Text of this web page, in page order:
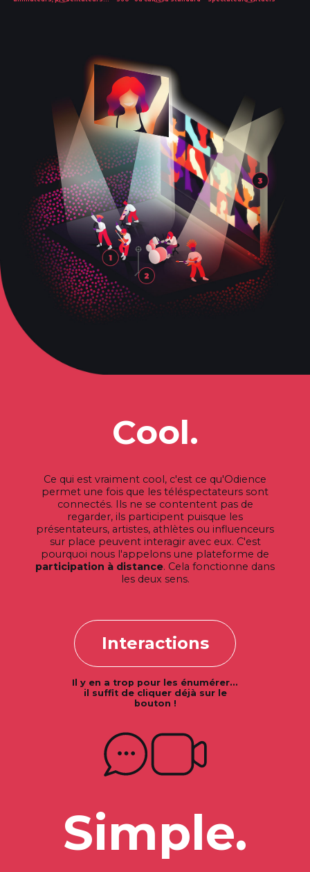
Cool.
Ce qui est vraiment cool, c'est ce qu'Odience
permet une fois que les téléspectateurs sont
connectés. Ils ne se contentent pas de
regarder, ils participent puisque les
présentateurs, artistes, athlètes ou influenceurs
sur place peuvent interagir avec eux. C'est
pourquoi nous l'appelons une plateforme de
participation à distance. Cela fonctionne dans
les deux sens.
Interactions
Il y en a trop pour les énumérer...
il suffit de cliquer déjà sur le
bouton !
Simple.